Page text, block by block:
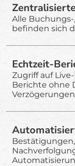
Alle
befinden sich
Echtzeit-
Zugriff auf
Berichte ohne